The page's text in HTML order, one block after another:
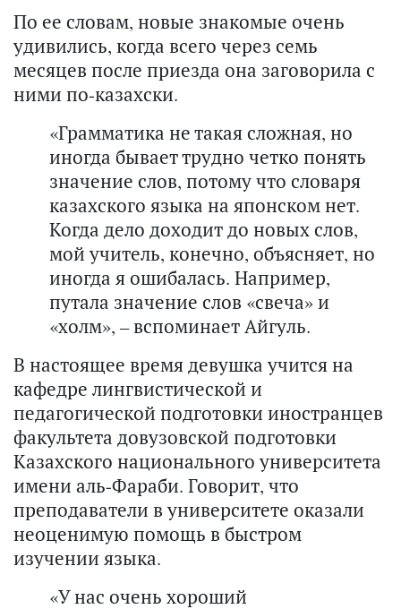
По ее словам, новые знакомые очень
удивились, когда всего через семь
месяцев после приезда она заговорила с
ними по-казахски.
«Грамматика не такая сложная, но
иногда бывает трудно четко понять
значение слов, потому что словаря
казахского языка на японском нет.
Когда дело доходит до новых слов,
мой учитель, конечно, объясняет, но
иногда я ошибалась. Например,
путала значение слов «свеча» и
«холм», – вспоминает Айгуль.
В настоящее время девушка учится на
кафедре лингвистической и
педагогической подготовки иностранцев
факультета довузовской подготовки
Казахского национального университета
имени аль-Фараби. Говорит, что
преподаватели в университете оказали
неоценимую помощь в быстром
изучении языка.
«У нас очень хороший